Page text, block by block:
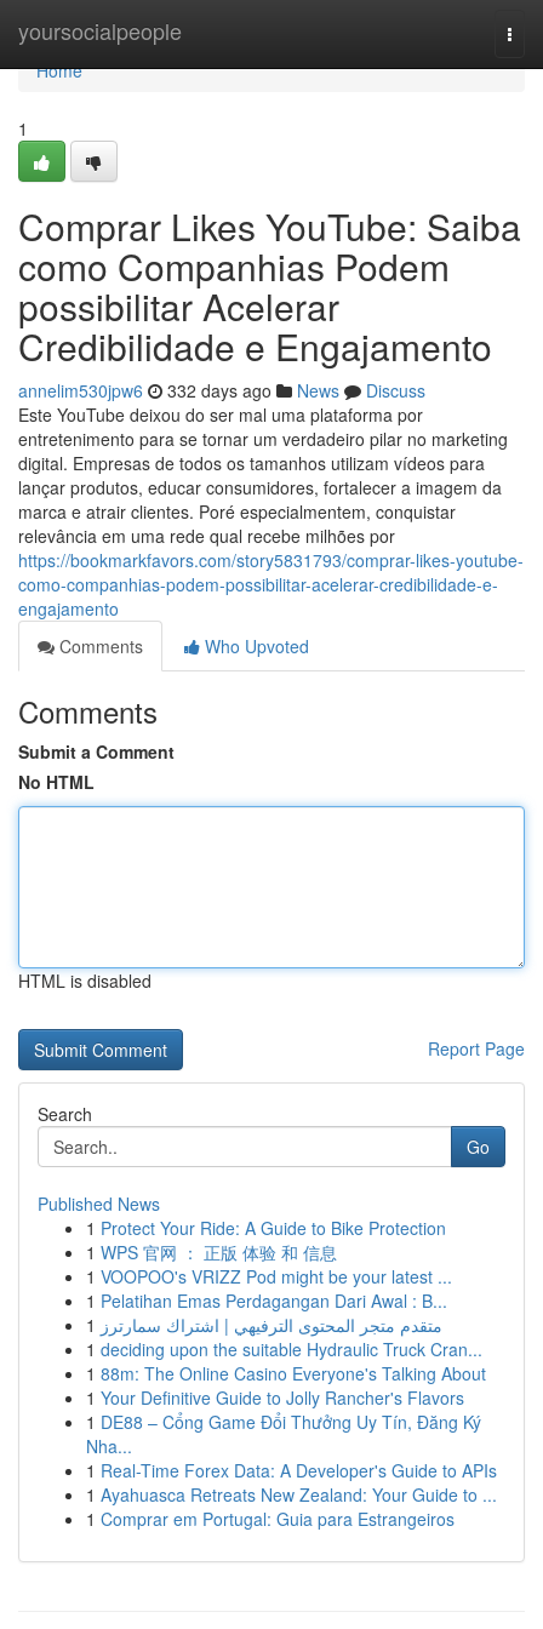
yoursocialpeople
Home
Home
1
Comprar Likes YouTube: Saiba
como Companhias Podem
possibilitar Acelerar
Credibilidade e Engajamento
annelim530jpw6 332 days ago News
Discuss
Este YouTube deixou do ser mal uma plataforma por
entretenimento para se tornar um verdadeiro pilar no marketing
digital. Empresas de todos os tamanhos utilizam vídeos para
lançar produtos, educar consumidores, fortalecer a imagem da
marca e atrair clientes. Poré especialmentem, conquistar
relevância em uma rede qual recebe milhões por
https://bookmarkfavors.com/story5831793/comprar-likes-youtube-
como-companhias-podem-possibilitar-acelerar-credibilidade-e-
engajamento
Comments
Who Upvoted
Comments
Submit a Comment
No HTML
HTML is disabled
Report Page
Search
Go
Published News
1 Protect Your Ride: A Guide to Bike Protection
1 WPS 官网 ： 正版 体验 和 信息
1 VOOPOO's VRIZZ Pod might be your latest ...
1 Pelatihan Emas Perdagangan Dari Awal : B...
1 متقدم متجر المحتوى الترفيهي | اشتراك سمارترز
1 deciding upon the suitable Hydraulic Truck Cran...
1 88m: The Online Casino Everyone's Talking About
1 Your Definitive Guide to Jolly Rancher's Flavors
1 DE88 – Cổng Game Đổi Thưởng Uy Tín, Đăng Ký
Nha...
1 Real-Time Forex Data: A Developer's Guide to APIs
1 Ayahuasca Retreats New Zealand: Your Guide to ...
1 Comprar em Portugal: Guia para Estrangeiros